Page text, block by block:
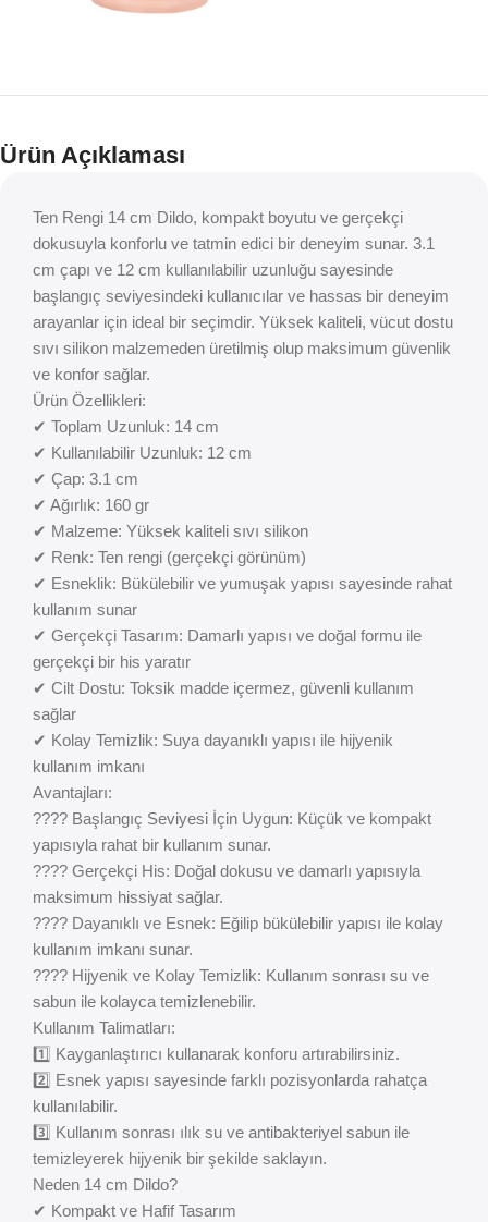
Ürün Açıklaması
Ten Rengi 14 cm Dildo, kompakt boyutu ve gerçekçi
dokusuyla konforlu ve tatmin edici bir deneyim sunar. 3.1
cm çapı ve 12 cm kullanılabilir uzunluğu sayesinde
başlangıç seviyesindeki kullanıcılar ve hassas bir deneyim
arayanlar için ideal bir seçimdir. Yüksek kaliteli, vücut dostu
sıvı silikon malzemeden üretilmiş olup maksimum güvenlik
ve konfor sağlar.
Ürün Özellikleri:
✔ Toplam Uzunluk: 14 cm
✔ Kullanılabilir Uzunluk: 12 cm
✔ Çap: 3.1 cm
✔ Ağırlık: 160 gr
✔ Malzeme: Yüksek kaliteli sıvı silikon
✔ Renk: Ten rengi (gerçekçi görünüm)
✔ Esneklik: Bükülebilir ve yumuşak yapısı sayesinde rahat
kullanım sunar
✔ Gerçekçi Tasarım: Damarlı yapısı ve doğal formu ile
gerçekçi bir his yaratır
✔ Cilt Dostu: Toksik madde içermez, güvenli kullanım
sağlar
✔ Kolay Temizlik: Suya dayanıklı yapısı ile hijyenik
kullanım imkanı
Avantajları:
???? Başlangıç Seviyesi İçin Uygun: Küçük ve kompakt
yapısıyla rahat bir kullanım sunar.
???? Gerçekçi His: Doğal dokusu ve damarlı yapısıyla
maksimum hissiyat sağlar.
???? Dayanıklı ve Esnek: Eğilip bükülebilir yapısı ile kolay
kullanım imkanı sunar.
???? Hijyenik ve Kolay Temizlik: Kullanım sonrası su ve
sabun ile kolayca temizlenebilir.
Kullanım Talimatları:
1️⃣ Kayganlaştırıcı kullanarak konforu artırabilirsiniz.
2️⃣ Esnek yapısı sayesinde farklı pozisyonlarda rahatça
kullanılabilir.
3️⃣ Kullanım sonrası ılık su ve antibakteriyel sabun ile
temizleyerek hijyenik bir şekilde saklayın.
Neden 14 cm Dildo?
✔ Kompakt ve Hafif Tasarım